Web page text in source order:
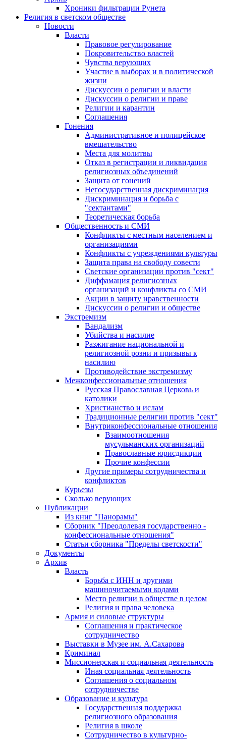
Хроники фильтрации Рунета
Религия в светском обществе
Новости
Власти
Правовое регулирование
Покровительство властей
Чувства верующих
Участие в выборах и в политической
жизни
Дискуссии о религии и власти
Дискуссии о религии и праве
Религии и карантин
Соглашения
Гонения
Административное и полицейское
вмешательство
Места для молитвы
Отказ в регистрации и ликвидация
религиозных объединений
Защита от гонений
Негосударственная дискриминация
Дискриминация и борьба с
"сектантами"
Теоретическая борьба
Общественность и СМИ
Конфликты с местным населением и
организациями
Конфликты с учреждениями культуры
Защита права на свободу совести
Светские организации против "сект"
Диффамация религиозных
организаций и конфликты со СМИ
Акции в защиту нравственности
Дискуссии о религии и обществе
Экстремизм
Вандализм
Убийства и насилие
Разжигание национальной и
религиозной розни и призывы к
насилию
Противодействие экстремизму
Межконфессиональные отношения
Русская Православная Церковь и
католики
Христианство и ислам
Традиционные религии против "сект"
Внутриконфессиональные отношения
Взаимоотношения
мусульманских организаций
Православные юрисдикции
Прочие конфессии
Другие примеры сотрудничества и
конфликтов
Курьезы
Сколько верующих
Публикации
Из книг "Панорамы"
Сборник "Преодолевая государственно -
конфессиональные отношения"
Статьи сборника "Пределы светскости"
Документы
Архив
Власть
Борьба с ИНН и другими
машиночитаемыми кодами
Место религии в обществе в целом
Религия и права человека
Армия и силовые структуры
Соглашения и практическое
сотрудничество
Выставки в Музее им. А.Сахарова
Криминал
Миссионерская и социальная деятельность
Иная социальная деятельность
Соглашения о социальном
сотрудничестве
Образование и культура
Государственная поддержка
религиозного образования
Религия в школе
Сотрудничество в культурно-